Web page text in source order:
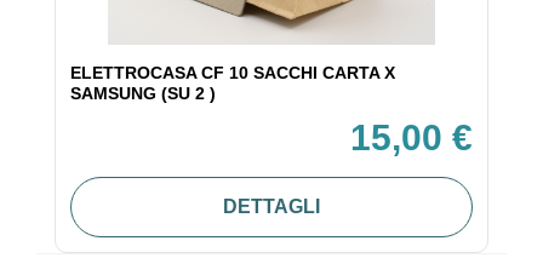
ELETTROCASA CF 10 SACCHI CARTA X
SAMSUNG (SU 2 )
15,00 €
DETTAGLI